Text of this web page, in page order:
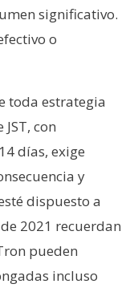
significativo.
o
toda estrategia
con
días, exige
y
dispuesto a
de 2021 recuerdan
pueden
incluso